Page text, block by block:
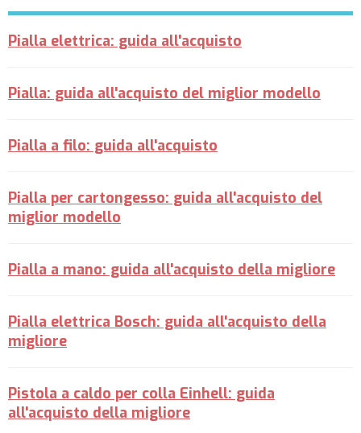
Pialla elettrica: guida all'acquisto
Pialla: guida all'acquisto del miglior modello
Pialla a filo: guida all'acquisto
Pialla per cartongesso: guida all'acquisto del
miglior modello
Pialla a mano: guida all'acquisto della migliore
Pialla elettrica Bosch: guida all'acquisto della
migliore
Pistola a caldo per colla Einhell: guida
all'acquisto della migliore